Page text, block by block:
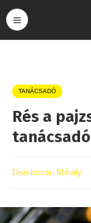
TANÁCSADÓ
Rés a
tanácsadó
Dombóvári Mihály